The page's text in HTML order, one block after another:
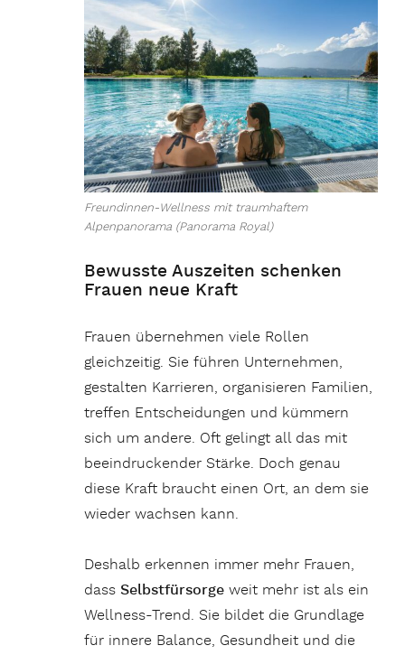
Freundinnen-Wellness mit traumhaftem
Alpenpanorama (Panorama Royal)
Bewusste Auszeiten schenken
Frauen neue Kraft
Frauen übernehmen viele Rollen
gleichzeitig. Sie führen Unternehmen,
gestalten Karrieren, organisieren Familien,
treffen Entscheidungen und kümmern
sich um andere. Oft gelingt all das mit
beeindruckender Stärke. Doch genau
diese Kraft braucht einen Ort, an dem sie
wieder wachsen kann.
Deshalb erkennen immer mehr Frauen,
dass Selbstfürsorge weit mehr ist als ein
Wellness-Trend. Sie bildet die Grundlage
für innere Balance, Gesundheit und die